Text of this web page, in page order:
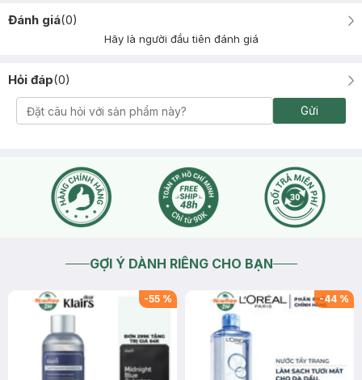
Đánh giá(0)
Hãy là người đầu tiên đánh giá
Hỏi đáp(0)
Gửi
GỢI Ý DÀNH RIÊNG CHO BẠN
-55 % -44 %